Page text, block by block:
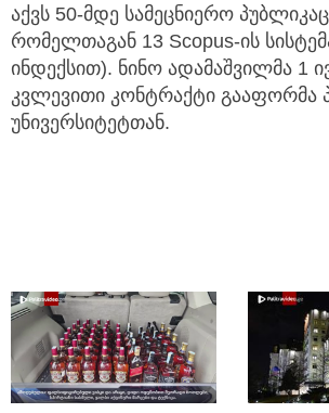
აქვს 50-მდე სამეცნიერო
რომელთაგან 13 Scopus-ის
ინდექსით). ნინო ადამაშვილმა 1
კვლევითი კონტრაქტი გააფორმა
უნივერსიტეტთან.